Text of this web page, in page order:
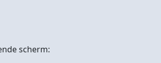
scherm: